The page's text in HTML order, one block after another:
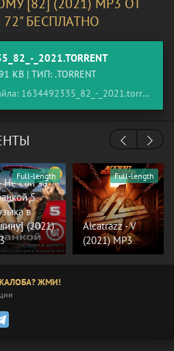
[82] (2021) MP3 ОТ
БЕСПЛАТНО
_2021.TORRENT
KB | ТИП: .TORRENT
Название файла: 1634492335_82_-_2021.torrent
Не спи за
5
в
(2021)
Full-length
Alcatrazz - V
(2021) MP3
Full-length
ЖМИ!